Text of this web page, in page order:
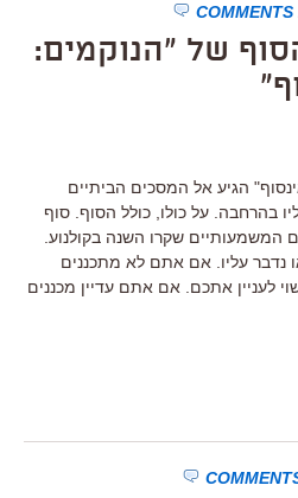
של "הנוקמים:
הגיע אל המסכים הביתיים
בהרחבה. על כולו, כולל הסוף. סוף
המשמעותיים שקרו השנה בקולנוע.
עליו. אם אתם לא מתכננים
לעניין אתכם. אם אתם עדיין מכננים